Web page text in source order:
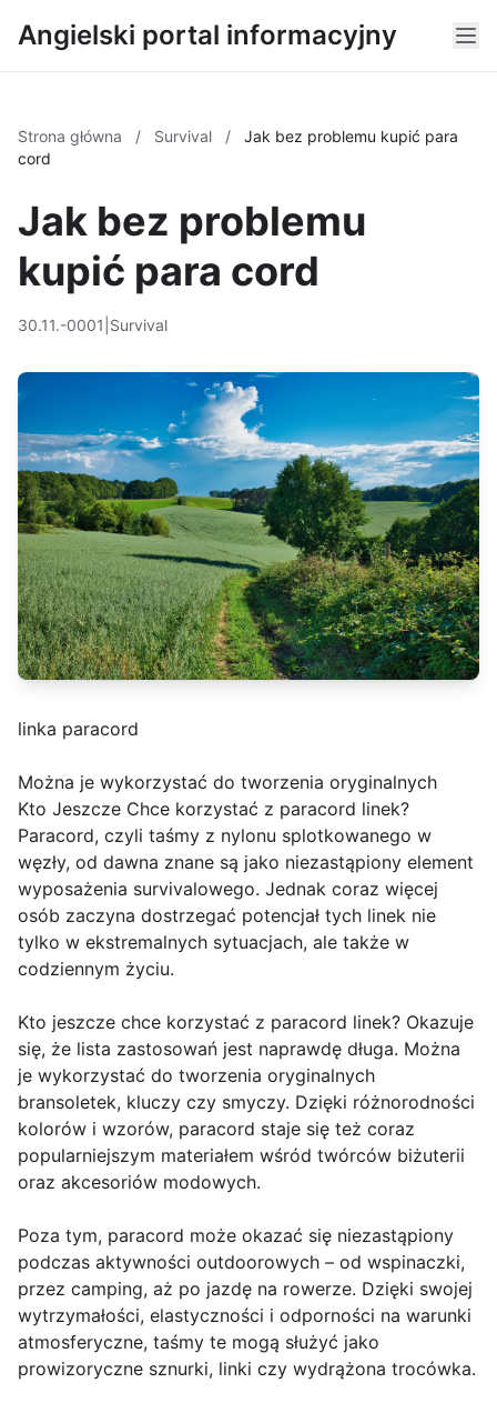
Angielski portal informacyjny
Strona główna / Survival /
Jak bez problemu kupić para
cord
Jak bez problemu
kupić para cord
30.11.-0001 Survival
linka paracord
Można je wykorzystać do tworzenia oryginalnych
Kto Jeszcze Chce korzystać z paracord linek?
Paracord, czyli taśmy z nylonu splotkowanego w
węzły, od dawna znane są jako niezastąpiony element
wyposażenia survivalowego. Jednak coraz więcej
osób zaczyna dostrzegać potencjał tych linek nie
tylko w ekstremalnych sytuacjach, ale także w
codziennym życiu.
Kto jeszcze chce korzystać z paracord linek? Okazuje
się, że lista zastosowań jest naprawdę długa. Można
je wykorzystać do tworzenia oryginalnych
bransoletek, kluczy czy smyczy. Dzięki różnorodności
kolorów i wzorów, paracord staje się też coraz
popularniejszym materiałem wśród twórców biżuterii
oraz akcesoriów modowych.
Poza tym, paracord może okazać się niezastąpiony
podczas aktywności outdoorowych – od wspinaczki,
przez camping, aż po jazdę na rowerze. Dzięki swojej
wytrzymałości, elastyczności i odporności na warunki
atmosferyczne, taśmy te mogą służyć jako
prowizoryczne sznurki, linki czy wydrążona trocówka.